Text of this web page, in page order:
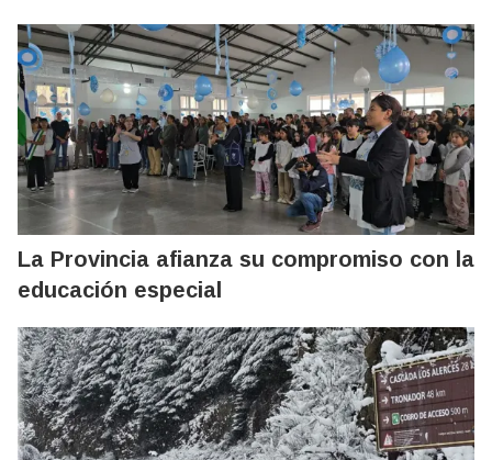
La Provincia afianza su compromiso con la
educación especial